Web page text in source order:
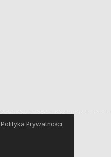
Polityka Prywatności